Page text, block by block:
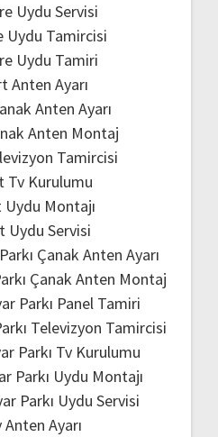
Uydu Servisi
Uydu Tamircisi
Uydu Tamiri
Anten Ayarı
Anten Ayarı
Anten Montaj
Tamircisi
Tv Kurulumu
Uydu Montajı
Uydu Servisi
Çanak Anten Ayarı
Çanak Anten Montaj
Parkı Panel Tamiri
Televizyon Tamircisi
Parkı Tv Kurulumu
Parkı Uydu Montajı
Parkı Uydu Servisi
Ayarı